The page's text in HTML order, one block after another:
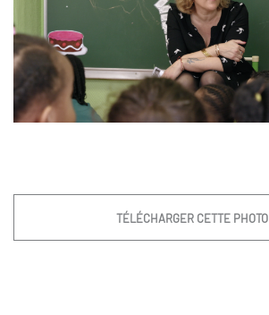
TÉLÉCHARGER CETTE PHOTO